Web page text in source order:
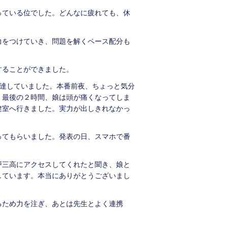
いる位でした。どんなに疲れても、休
つけていき、問題を解くペース配分も
ことができました。
していました。本番前夜、ちょっと気分
後の２時間、娘は頭が痛くなってしま
へ行きました。実力が出しきれなかっ
もらいました。発表の日、スマホで番
高にアクセスしてくれたと聞き、娘と
います。本当にありがとうございまし
め力を注ぎ、あとは先生とよく連携